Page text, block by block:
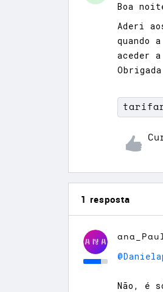
Boa
Aderi
quando
aceder
Obrigada
1 resposta
Não, é